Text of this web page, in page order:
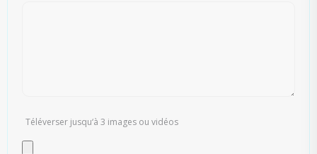
Téléverser jusqu‘à 3 images ou vidéos